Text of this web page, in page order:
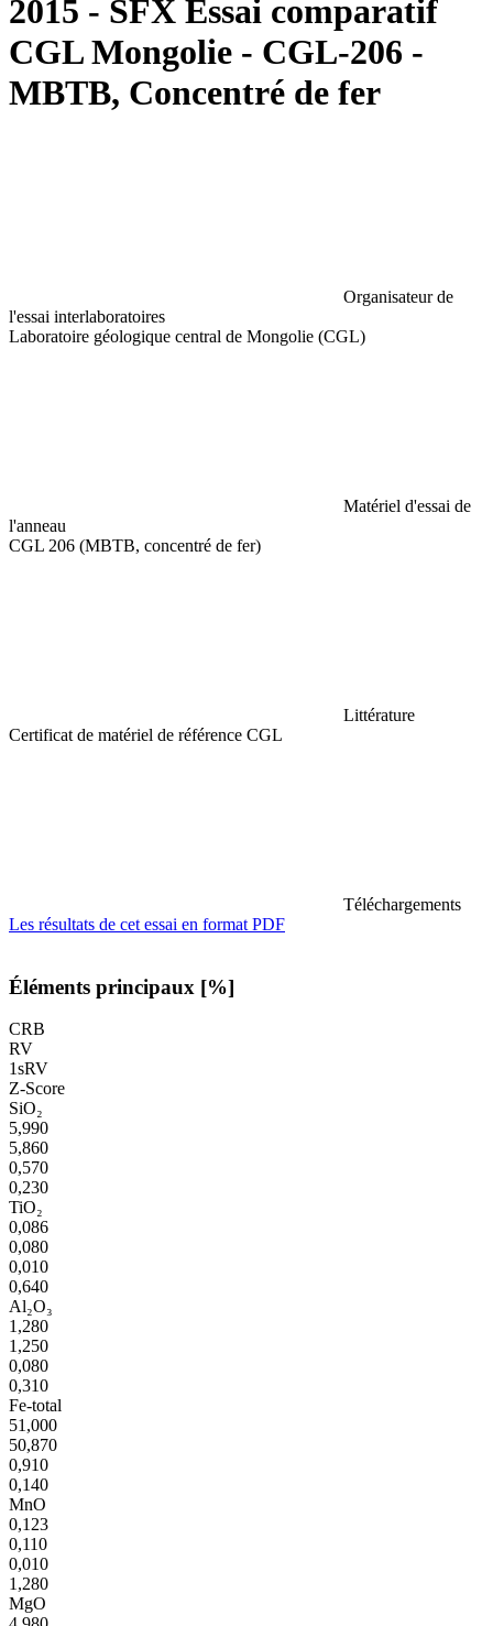
2015 - SFX Essai comparatif
CGL Mongolie - CGL-206 -
MBTB, Concentré de fer
Organisateur de
l'essai interlaboratoires
Laboratoire géologique central de Mongolie (CGL)
Matériel d'essai de
l'anneau
CGL 206 (MBTB, concentré de fer)
Littérature
Certificat de matériel de référence CGL
Téléchargements
Les résultats de cet essai en format PDF
Éléments principaux [%]
CRB
RV
1sRV
Z-Score
SiO₂
5,990
5,860
0,570
0,230
TiO₂
0,086
0,080
0,010
0,640
Al₂O₃
1,280
1,250
0,080
0,310
Fe-total
51,000
50,870
0,910
0,140
MnO
0,123
0,110
0,010
1,280
MgO